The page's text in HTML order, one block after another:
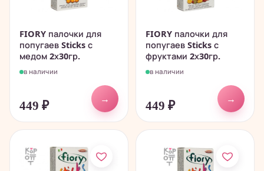
FIORY палочки для
попугаев Sticks с
медом 2х30гр.
в наличии
449 ₽
→
FIORY палочки для
попугаев Sticks с
фруктами 2х30гр.
в наличии
449 ₽
→